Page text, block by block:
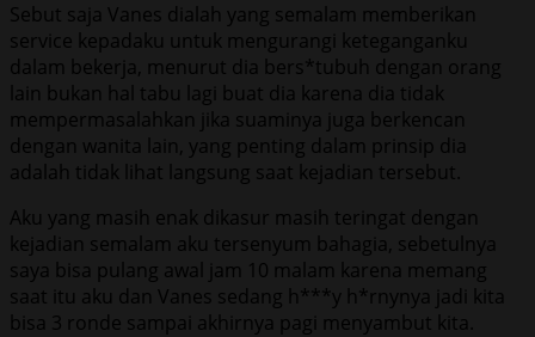
Sebut saja Vanes dialah yang semalam memberikan
service kepadaku untuk mengurangi keteganganku
dalam bekerja, menurut dia bers*tubuh dengan orang
lain bukan hal tabu lagi buat dia karena dia tidak
mempermasalahkan jika suaminya juga berkencan
dengan wanita lain, yang penting dalam prinsip dia
adalah tidak lihat langsung saat kejadian tersebut.
Aku yang masih enak dikasur masih teringat dengan
kejadian semalam aku tersenyum bahagia, sebetulnya
saya bisa pulang awal jam 10 malam karena memang
saat itu aku dan Vanes sedang h***y h*rnynya jadi kita
bisa 3 ronde sampai akhirnya pagi menyambut kita.